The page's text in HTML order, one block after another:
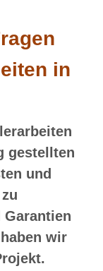
in
gestellten
und
Garantien
wir